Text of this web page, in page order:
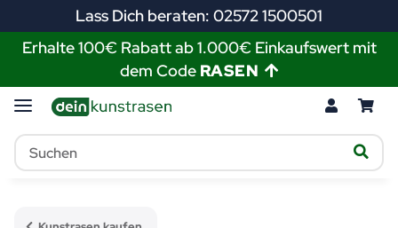
Lass Dich beraten: 02572 1500501
Erhalte 100€ Rabatt ab 1.000€ Einkaufswert mit
dem Code RASEN